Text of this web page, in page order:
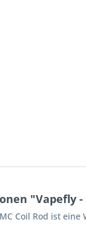
"Vapefly -
Coil Rod ist